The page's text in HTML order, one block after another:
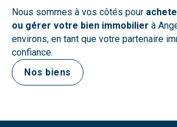
Nous sommes à vos côtés pour
ou gérer votre bien immobilier à
environs, en tant que votre partenaire
confiance.
Nos biens